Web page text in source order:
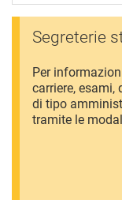
Segreterie
Per
carriere,
di tipo
tramite le